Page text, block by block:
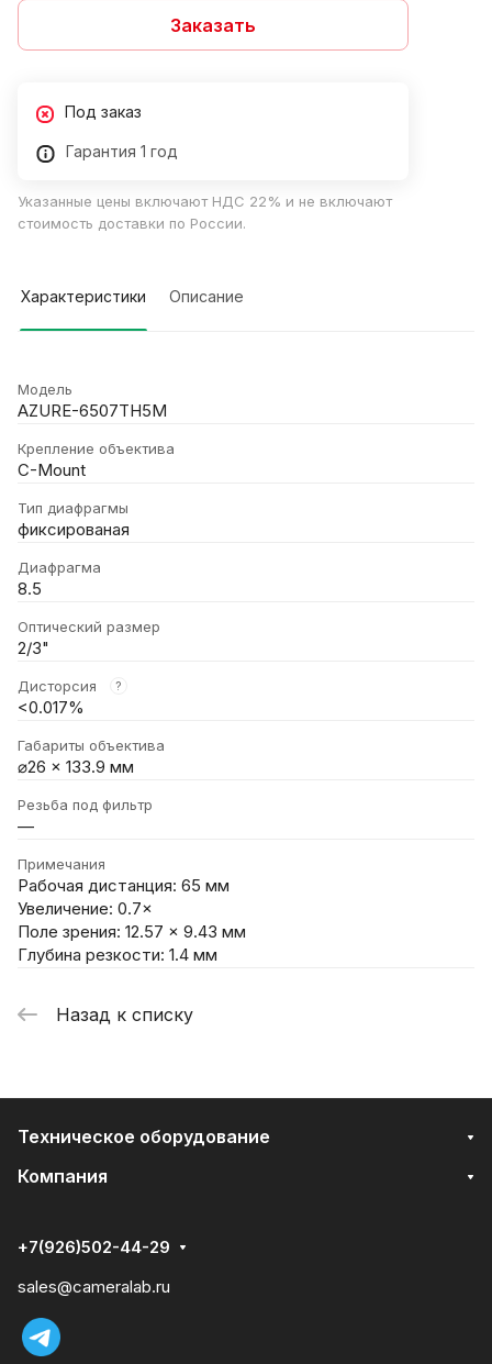
Заказать
Под заказ
Гарантия 1 год
Указанные цены включают НДС 22% и не включают
стоимость доставки по России.
Характеристики Описание
Модель
AZURE-6507TH5M
Крепление объектива
C-Mount
Тип диафрагмы
фиксированая
Диафрагма
8.5
Оптический размер
2/3"
Дисторсия ?
<0.017%
Габариты объектива
⌀26 × 133.9 мм
Резьба под фильтр
—
Примечания
Рабочая дистанция: 65 мм
Увеличение: 0.7×
Поле зрения: 12.57 × 9.43 мм
Глубина резкости: 1.4 мм
Назад к списку
Техническое оборудование
Компания
+7(926)502-44-29
sales@cameralab.ru